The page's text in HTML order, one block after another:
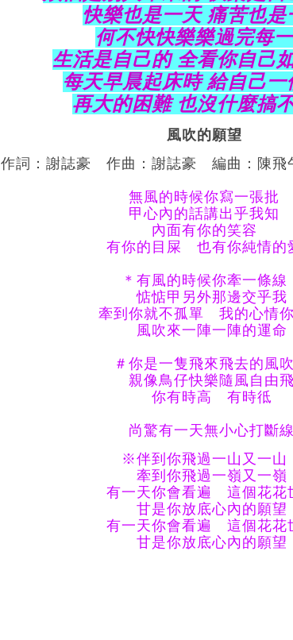
快樂也是一天 痛苦也是
何不快快樂樂過完每
生活是自己的 全看你自己
每天早晨起床時 給自己一
再大的困難 也沒什麼搞
風吹的願望
作詞：謝誌豪 作曲：謝誌豪 編曲：陳
無風的時候你寫一張批
甲心內的話講出乎我知
內面有你的笑容
有你的目屎 也有你純情的
＊有風的時候你牽一條線
惦惦甲另外那邊交乎我
牽到你就不孤單 我的心情
風吹來一陣一陣的運命
＃你是一隻飛來飛去的風吹
親像鳥仔快樂隨風自由飛
你有時高 有時彽
尚驚有一天無小心打斷線
※伴到你飛過一山又一山
牽到你飛過一嶺又一嶺
有一天你會看遍 這個花花
甘是你放底心內的願望
有一天你會看遍 這個花花
甘是你放底心內的願望